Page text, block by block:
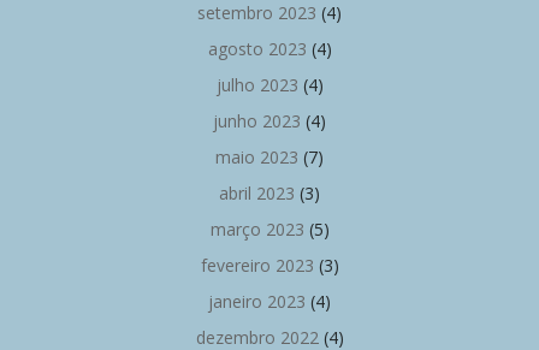
setembro 2023 (4)
agosto 2023 (4)
julho 2023 (4)
junho 2023 (4)
maio 2023 (7)
abril 2023 (3)
março 2023 (5)
fevereiro 2023 (3)
janeiro 2023 (4)
dezembro 2022(4)